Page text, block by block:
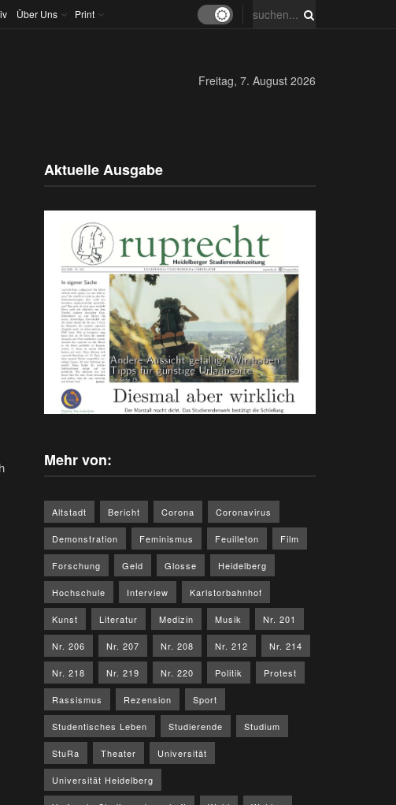
Über Uns Print
Freitag, 7. August 2026
Aktuelle Ausgabe
Mehr von:
Altstadt Bericht Corona Coronavirus
Demonstration Feminismus Feuilleton Film
Forschung Geld Glosse Heidelberg
Hochschule Interview Karlstorbahnhof
Kunst Literatur Medizin Musik Nr. 201
Nr. 206 Nr. 207 Nr. 208 Nr. 212 Nr. 214
Nr. 218 Nr. 219 Nr. 220 Politik Protest
Rassismus Rezension Sport
Studentisches Leben Studierende Studium
StuRa Theater Universität
Universität Heidelberg